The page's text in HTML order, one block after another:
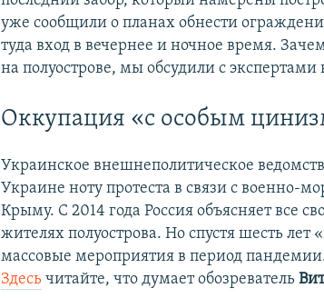
уже сообщили о планах обнести
туда вход в вечернее и ночное время.
на полуострове, мы обсудили с экспертами
Оккупация «с особым
Украинское внешнеполитическое
Украине ноту протеста в связи с военно-
Крыму. С 2014 года Россия объясняет все
жителях полуострова. Но спустя шесть
массовые мероприятия в период
Здесь читайте, что думает обозреватель